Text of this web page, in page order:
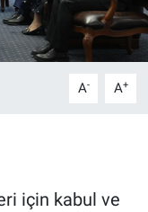
A- A+
için kabul ve